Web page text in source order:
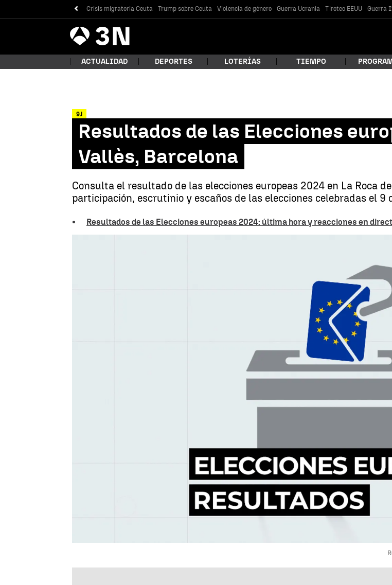
Crisis migratoria Ceuta Trump sobre Ceuta Violencia de género Guerra Ucrania Tiroteo EEUU Guerra
Antena
3 Noticias
¿Qué estás buscando?
Buscar
ACTUALIDAD DEPORTES LOTERÍAS TIEMPO
9J
Resultados de las Elecciones
Vallès, Barcelona
Consulta el resultado de las elecciones europeas 2024 en La Roca
participación, escrutinio y escaños de las elecciones celebradas el 9
Resultados de las Elecciones europeas 2024: última hora y reacciones en